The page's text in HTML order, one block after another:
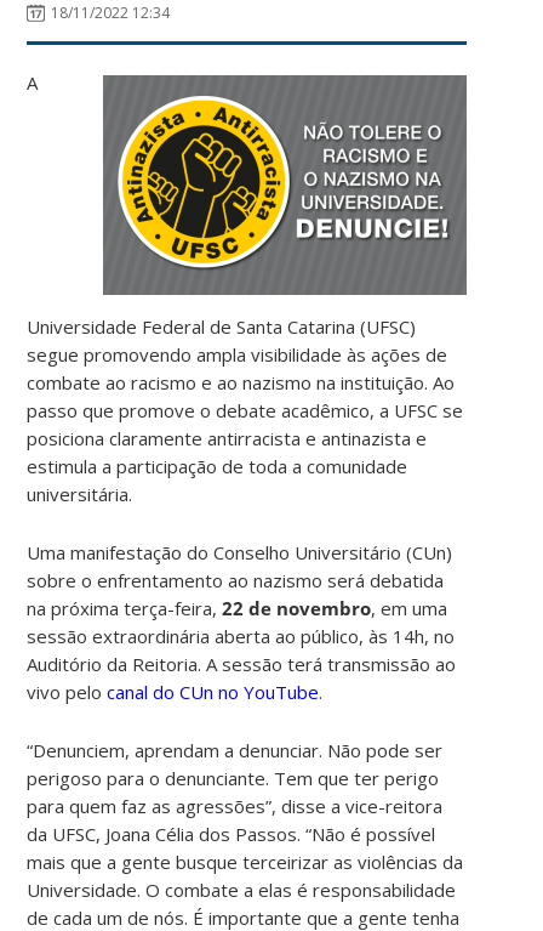
18/11/2022 12:34
A
Universidade Federal de Santa Catarina (UFSC)
segue promovendo ampla visibilidade às ações de
combate ao racismo e ao nazismo na instituição. Ao
passo que promove o debate acadêmico, a UFSC se
posiciona claramente antirracista e antinazista e
estimula a participação de toda a comunidade
universitária.
Uma manifestação do Conselho Universitário (CUn)
sobre o enfrentamento ao nazismo será debatida
na próxima terça-feira,22 de novembro, em uma
sessão extraordinária aberta ao público, às 14h, no
Auditório da Reitoria. A sessão terá transmissão ao
vivo pelocanal do CUn no YouTube.
“Denunciem, aprendam a denunciar. Não pode ser
perigoso para o denunciante. Tem que ter perigo
para quem faz as agressões”, disse a vice-reitora
da UFSC, Joana Célia dos Passos. “Não é possível
mais que a gente busque terceirizar as violências da
Universidade. O combate a elas é responsabilidade
de cada um de nós. É importante que a gente tenha